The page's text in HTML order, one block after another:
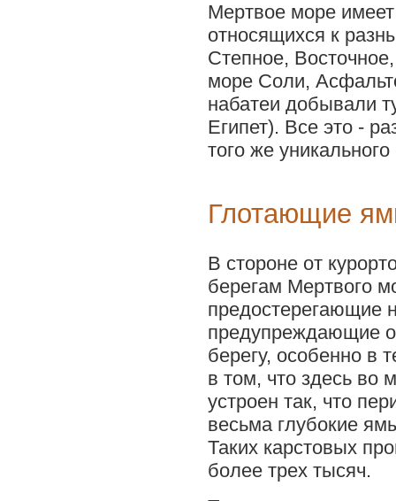
Мертвое море
относящихся к
Степное,
море Соли,
набатеи добывали
Египет). Все это -
того же
Глотающие
В стороне от
берегам Мертвого
предостерегающие
предупреждающие
берегу, особенно в
в том, что здесь во
устроен так, что
весьма глубокие
Таких карстовых
более трех тысяч.